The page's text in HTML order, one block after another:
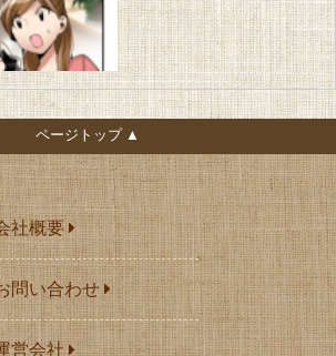
ページトップ ▲
社概要
問い合わせ
営会社